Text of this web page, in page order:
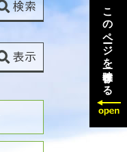
このページを一時保存する